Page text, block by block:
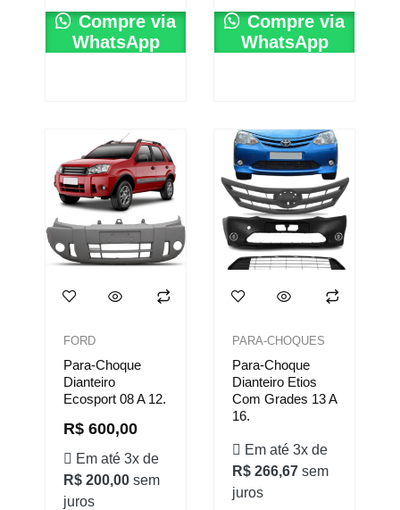
Compre via
WhatsApp
Compre via
WhatsApp
FORD
Para-Choque
Dianteiro
Ecosport 08 A 12.
R$ 600,00
Em até 3x de
R$ 200,00 sem
juros
PARA-CHOQUES
Para-Choque
Dianteiro Etios
Com Grades 13 A
16.
Em até 3x de
R$ 266,67 sem
juros